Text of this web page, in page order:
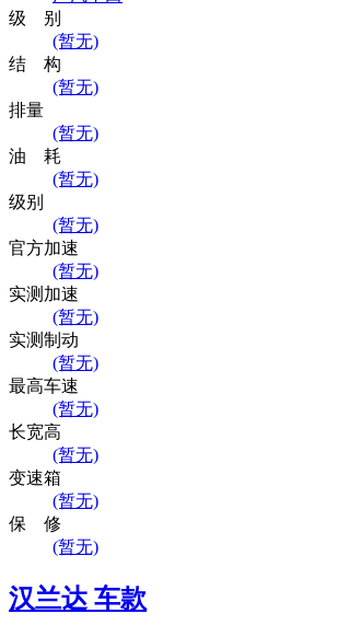
级 别
(暂无)
结 构
(暂无)
排量
(暂无)
油 耗
(暂无)
级别
(暂无)
官方加速
(暂无)
实测加速
(暂无)
实测制动
(暂无)
最高车速
(暂无)
长宽高
(暂无)
变速箱
(暂无)
保 修
(暂无)
汉兰达 车款